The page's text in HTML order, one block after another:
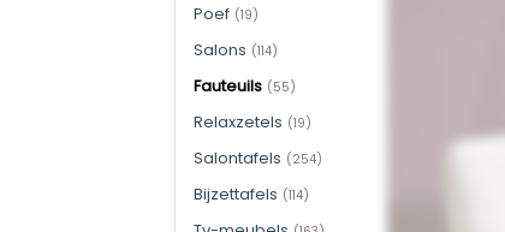
Poef (19)
Salons (114)
Fauteuils (55)
Relaxzetels (19)
Salontafels (254)
Bijzettafels (114)